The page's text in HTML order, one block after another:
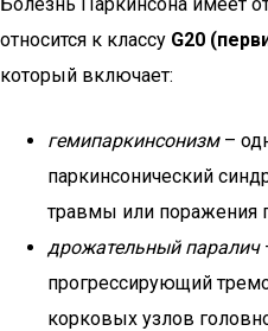
относится к классу G20
который включает:
гемипаркинсонизм–
паркинсонический
травмы или поражения
дрожательный паралич
прогрессирующий
корковых узлов